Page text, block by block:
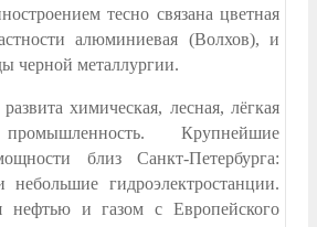
тесно связана цветная
алюминиевая (Волхов), и
черной металлургии.
химическая, лесная, лёгкая
Крупнейшие
близ Санкт-Петербурга:
гидроэлектростанции.
нефтью и газом с Европейского